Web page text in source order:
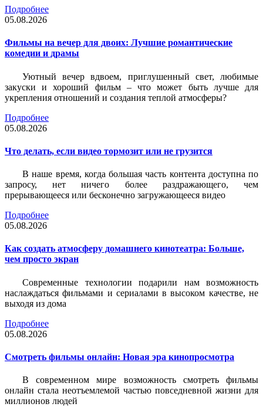
Подробнее
05.08.2026
Фильмы на вечер для двоих: Лучшие романтические
комедии и драмы
Уютный вечер вдвоем, приглушенный свет, любимые
закуски и хороший фильм – что может быть лучше для
укрепления отношений и создания теплой атмосферы?
Подробнее
05.08.2026
Что делать, если видео тормозит или не грузится
В наше время, когда большая часть контента доступна по
запросу, нет ничего более раздражающего, чем
прерывающееся или бесконечно загружающееся видео
Подробнее
05.08.2026
Как создать атмосферу домашнего кинотеатра: Больше,
чем просто экран
Современные технологии подарили нам возможность
наслаждаться фильмами и сериалами в высоком качестве, не
выходя из дома
Подробнее
05.08.2026
Смотреть фильмы онлайн: Новая эра кинопросмотра
В современном мире возможность смотреть фильмы
онлайн стала неотъемлемой частью повседневной жизни для
миллионов людей